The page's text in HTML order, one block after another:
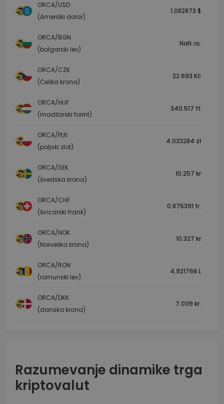
ORCA/USD
(Ameriški dolar)
1.082873 $
ORCA/BGN
(bolgarski lev)
NaN лв.
ORCA/CZK
(Češka krona)
22.693 Kč
ORCA/HUF
(madžarski forint)
340.517 ft
ORCA/PLN
(poljski zlot)
4.033284 zł
ORCA/SEK
(švedska krona)
10.257 kr
ORCA/CHF
(švicarski frank)
0.875391 fr.
ORCA/NOK
(Norveška krona)
10.327 kr
ORCA/RON
(romunski lev)
4.921768 L
ORCA/DKK
(danska krona)
7.0119 kr.
Razumevanje dinamike trga
kriptovalut